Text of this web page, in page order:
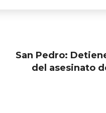
San Pedro:
del asesinato